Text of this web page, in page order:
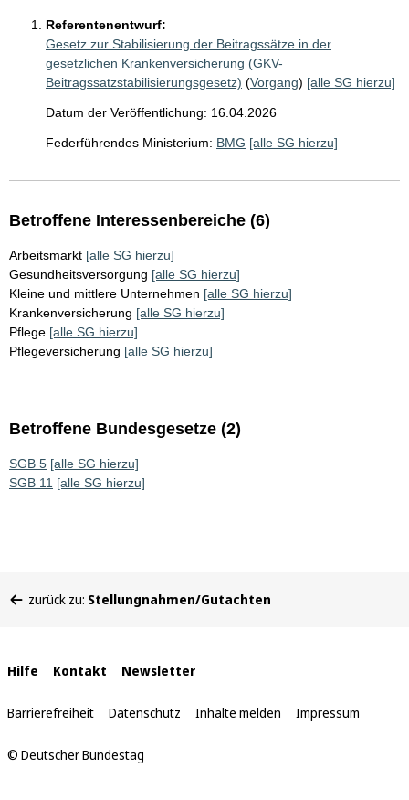
Referentenentwurf:
Gesetz zur Stabilisierung der Beitragssätze in der
gesetzlichen Krankenversicherung (GKV-
Beitragssatzstabilisierungsgesetz) (Vorgang) [alle SG hierzu]
Datum der Veröffentlichung: 16.04.2026
Federführendes Ministerium: BMG [alle SG hierzu]
Betroffene Interessenbereiche (6)
Arbeitsmarkt [alle SG hierzu]
Gesundheitsversorgung [alle SG hierzu]
Kleine und mittlere Unternehmen [alle SG hierzu]
Krankenversicherung [alle SG hierzu]
Pflege [alle SG hierzu]
Pflegeversicherung [alle SG hierzu]
Betroffene Bundesgesetze (2)
SGB 5 [alle SG hierzu]
SGB 11 [alle SG hierzu]
befinden
zurück zu: Stellungnahmen/Gutachten
Interne
Links
Hilfe Kontakt Newsletter
Barrierefreiheit Datenschutz Inhalte melden Impressum
© Deutscher Bundestag